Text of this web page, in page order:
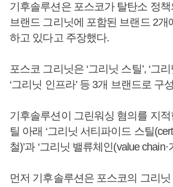
기후솔루션은 포스코가 탈탄소 정
브랜드 그리닛에 포함된 브랜드 2개
하고 있다고 주장했다.
포스코 그리닛은 ‘그리닛 스틸’, ‘그
‘그리닛 인프라’ 등 3개 브랜드로 구
기후솔루션이 그린워싱 혐의를 지
틸 아래 ‘그리닛 서티파이드 스틸
철)’과 ‘그리닛 밸류체인(value chain·
먼저 기후솔루션은 포스코의 그리닛